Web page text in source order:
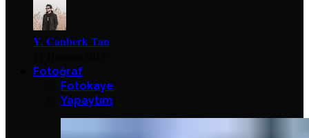
Y. Canberk Tan
Fotoğraf
Fotokaye
Yapaytım